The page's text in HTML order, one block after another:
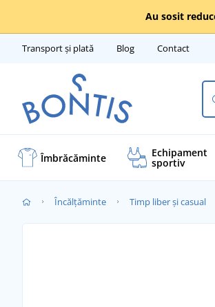
Au sosit
Transport și plată Blog Contact
Îmbrăcăminte Echipament
sportiv
Încălţăminte Timp liber și casual